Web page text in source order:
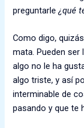
preguntarle¿qué
Como digo,
mata. Pueden
algo no le ha
algo triste, y así
interminable de
pasando y que te